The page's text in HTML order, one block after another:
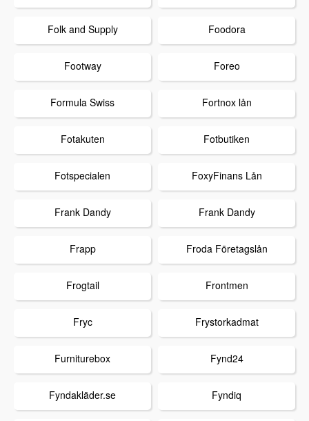
Folk and Supply Foodora
Footway Foreo
Formula Swiss Fortnox lån
Fotakuten Fotbutiken
Fotspecialen FoxyFinans Lån
Frank Dandy Frank Dandy
Frapp Froda Företagslån
Frogtail Frontmen
Fryc Frystorkadmat
Furniturebox Fynd24
Fyndakläder.se Fyndiq